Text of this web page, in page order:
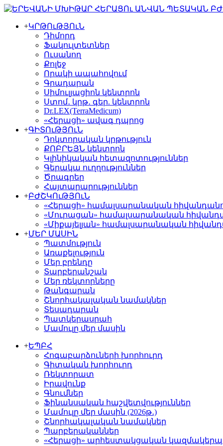
+ԿՐԹՈւԹՅՈւՆ
Դիմորդ
Ֆակուլտետներ
Ուսանող
Քոլեջ
Որակի ապահովում
Գրադարան
Սիմուլյացիոն կենտրոն
Ստոմ․ կրթ․ գեր. կենտրոն
Dr.LEX(TerraMedicum)
«Հերացի» ավագ դպրոց
+ԳԻՏՈւԹՅՈւՆ
Դոկտորական կրթություն
ՔՈԲՐԵՅՆ կենտրոն
Կլինիկական հետազոտություններ
Գերակա ուղղություններ
Ծրագրեր
Հայտարարություններ
+ԲԺՇԿՈւԹՅՈւՆ
«Հերացի» համալսարանական
«Մուրացան» համալսարանական
«Միքայելյան» համալսարանական
+ՄԵՐ ՄԱՍԻՆ
Պատմություն
Առաքելություն
Մեր բրենդը
Տարբերանշան
Մեր ռեկտորները
Թանգարան
Շնորհակալական նամակներ
Տեսադարան
Պատկերասրահ
Մամուլը մեր մասին
+ԵՊԲՀ
Հոգաբարձուների խորհուրդ
Գիտական խորհուրդ
Ռեկտորատ
Իրավունք
Գնումներ
Ֆինանսական հաշվետվություններ
Մամուլը մեր մասին (2026թ․)
Շնորհակալական նամակներ
Պարբերականներ
«Հերացի» արհեստակցական